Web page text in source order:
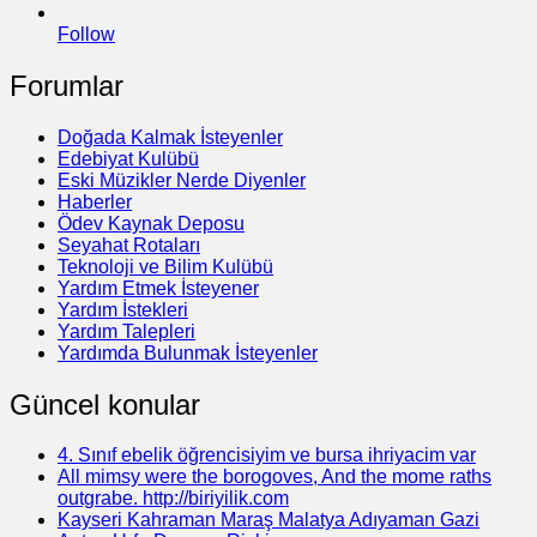
Follow
Forumlar
Doğada Kalmak İsteyenler
Edebiyat Kulübü
Eski Müzikler Nerde Diyenler
Haberler
Ödev Kaynak Deposu
Seyahat Rotaları
Teknoloji ve Bilim Kulübü
Yardım Etmek İsteyener
Yardım İstekleri
Yardım Talepleri
Yardımda Bulunmak İsteyenler
Güncel konular
4. Sınıf ebelik öğrencisiyim ve bursa ihriyacim var
All mimsy were the borogoves, And the mome raths
outgrabe. http://biriyilik.com
Kayseri Kahraman Maraş Malatya Adıyaman Gazi